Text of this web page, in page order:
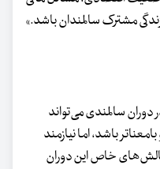
مشترک سالمندان باشد.»
دوران سالمندی می‌تواند
باشد، اما نیازمند
خاص این دوران